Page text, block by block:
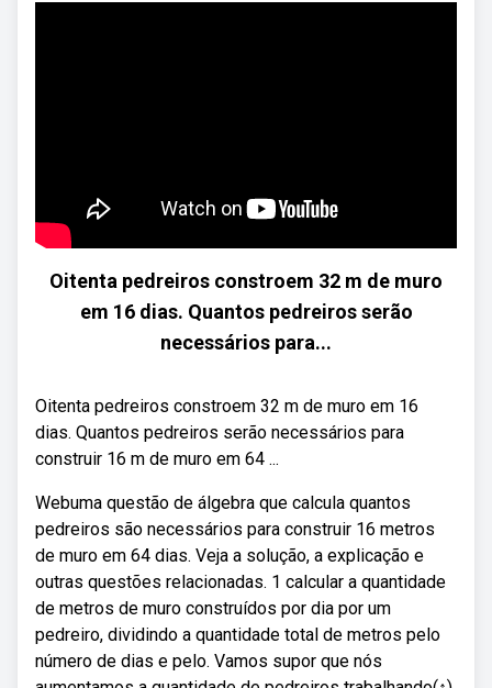
Oitenta pedreiros constroem 32 m de muro
em 16 dias. Quantos pedreiros serão
necessários para...
Oitenta pedreiros constroem 32 m de muro em 16
dias. Quantos pedreiros serão necessários para
construir 16 m de muro em 64 ...
Webuma questão de álgebra que calcula quantos
pedreiros são necessários para construir 16 metros
de muro em 64 dias. Veja a solução, a explicação e
outras questões relacionadas. 1 calcular a quantidade
de metros de muro construídos por dia por um
pedreiro, dividindo a quantidade total de metros pelo
número de dias e pelo. Vamos supor que nós